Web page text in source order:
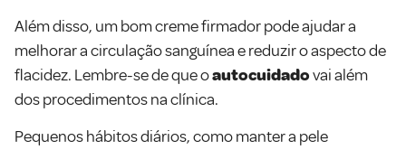
Além disso, um bom creme firmador pode ajudar a
melhorar a circulação sanguínea e reduzir o aspecto de
flacidez. Lembre-se de que oautocuidadovai além
dos procedimentos na clínica.
Pequenos hábitos diários, como manter a pele